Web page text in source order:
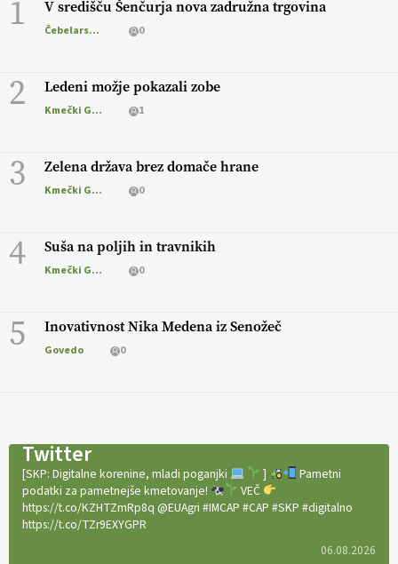
1 V središču Šenčurja nova zadružna trgovina
Čebelarstvo 0
2 Ledeni možje pokazali zobe
Kmečki Glas 1
3 Zelena država brez domače hrane
Kmečki Glas 0
4 Suša na poljih in travnikih
Kmečki Glas 0
5 Inovativnost Nika Medena iz Senožeč
Govedo 0
Twitter
[SKP: Digitalne korenine, mladi poganjki ]
Pametni
podatki za pametnejše kmetovanje!
VEČ
https://t.co/KZHTZmRp8q @EUAgri #IMCAP #CAP #SKP #digitalno
https://t.co/TZr9EXYGPR
06.08.2026